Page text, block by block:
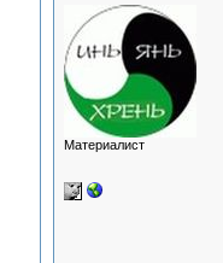
Материалист